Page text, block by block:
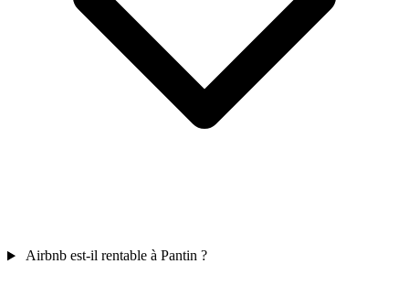
Airbnb est-il rentable à Pantin ?